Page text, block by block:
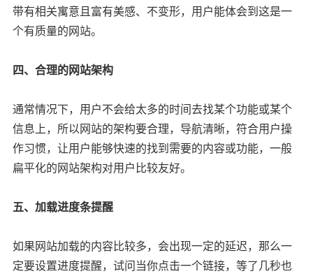
带有相关寓意且富有美感、不变形，用户能体会到这是一
个有质量的网站。
四、合理的网站架构
通常情况下，用户不会给太多的时间去找某个功能或某个
信息上，所以网站的架构要合理，导航清晰，符合用户操
作习惯，让用户能够快速的找到需要的内容或功能，一般
扁平化的网站架构对用户比较友好。
五、加载进度条提醒
如果网站加载的内容比较多，会出现一定的延迟，那么一
定要设置进度提醒，试问当你点击一个链接，等了几秒也